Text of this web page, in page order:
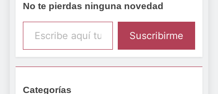
No te pierdas ninguna novedad
Escribe aquí tu email
Suscribirme
Categorías